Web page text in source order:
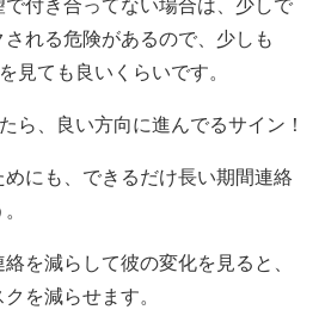
で付き合ってない場合は、少しで
れる危険があるので、少しも
見ても良いくらいです。
ら、良い方向に進んでるサイン！
にも、できるだけ長い期間連絡
を減らして彼の変化を見ると、
を減らせます。